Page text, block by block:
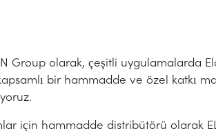
Group olarak, çeşitli uygulamalarda
bir hammadde ve özel katkı
için hammadde distribütörü olarak